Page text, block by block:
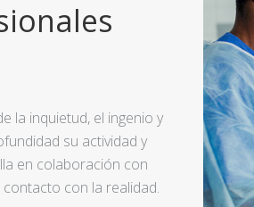
la inquietud, el ingenio y
su actividad y
en colaboración con
con la realidad.